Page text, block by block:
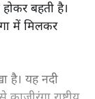
बहती है।
में मिलकर
है। यह नदी